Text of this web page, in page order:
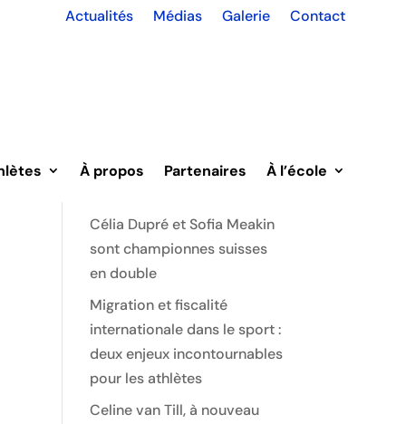
Actualités Médias Galerie Contact
À propos Partenaires À l’école
Une médaille mondiale pour
Célia Dupré et Sofia Meakin
sont championnes suisses
en double
Migration et fiscalité
internationale dans le sport :
deux enjeux incontournables
pour les athlètes
Celine van Till, à nouveau